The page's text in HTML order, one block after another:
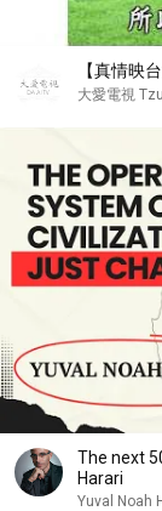
【真情映
大愛電視
The next
Harari
Yuval Noah